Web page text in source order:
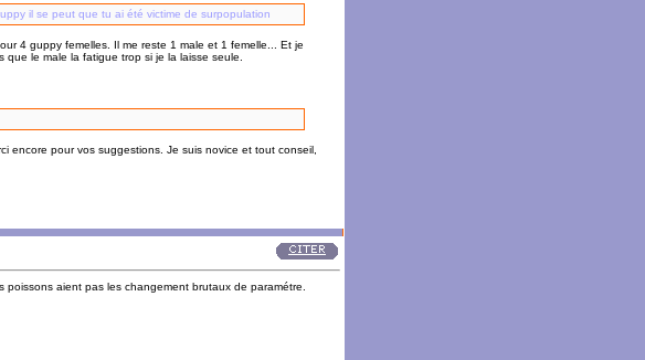
il se peut que tu ai été victime de surpopulation
4 guppy femelles. Il me reste 1 male et 1 femelle... Et je
le male la fatigue trop si je la laisse seule.
encore pour vos suggestions. Je suis novice et tout conseil,
aient pas les changement brutaux de paramétre.